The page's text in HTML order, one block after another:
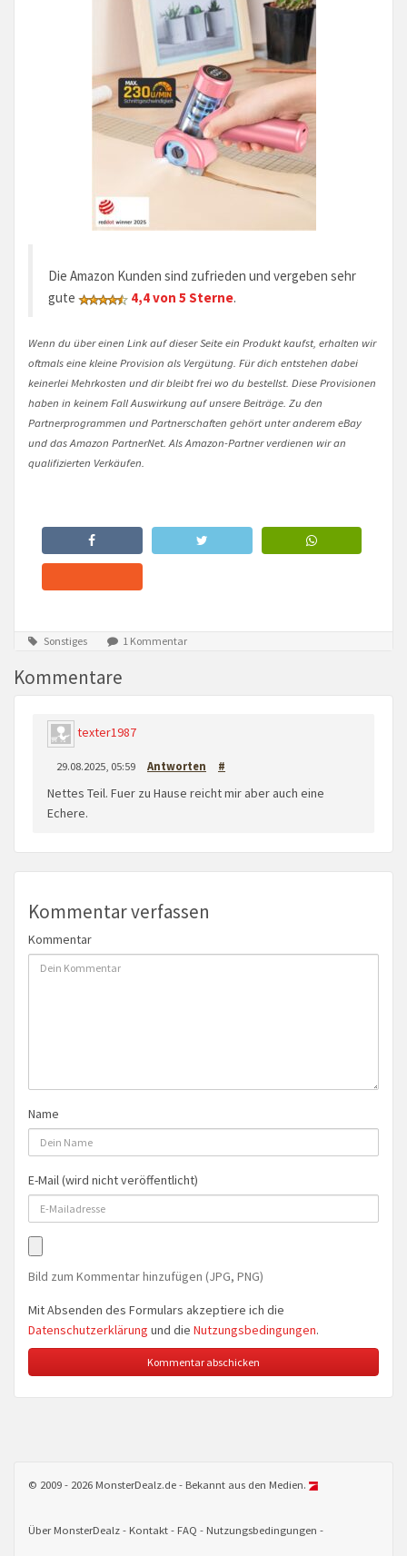
Die Amazon Kunden sind zufrieden und vergeben sehr
gute
4,4 von 5 Sterne.
Wenn du über einen Link auf dieser Seite ein Produkt kaufst, erhalten wir
oftmals eine kleine Provision als Vergütung. Für dich entstehen dabei
keinerlei Mehrkosten und dir bleibt frei wo du bestellst. Diese Provisionen
haben in keinem Fall Auswirkung auf unsere Beiträge. Zu den
Partnerprogrammen und Partnerschaften gehört unter anderem eBay
und das Amazon PartnerNet. Als Amazon-Partner verdienen wir an
qualifizierten Verkäufen.
Sonstiges 1 Kommentar
Kommentare
texter1987
29.08.2025, 05:59 Antworten #
Nettes Teil. Fuer zu Hause reicht mir aber auch eine
Echere.
Kommentar verfassen
Kommentar
Name
E-Mail (wird nicht veröffentlicht)
Bild zum Kommentar hinzufügen (JPG, PNG)
Mit Absenden des Formulars akzeptiere ich die
Datenschutzerklärung und die Nutzungsbedingungen.
© 2009 - 2026 MonsterDealz.de - Bekannt aus den Medien.
Über MonsterDealz Kontakt FAQ Nutzungsbedingungen